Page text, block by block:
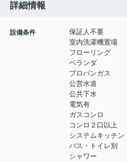
詳細情報
設備条件
保証人不要
室内洗濯機置場
フローリング
ベランダ
プロパンガス
公営水道
公共下水
電気有
ガスコンロ
コンロ２口以上
システムキッチン
バス・トイレ別
シャワー